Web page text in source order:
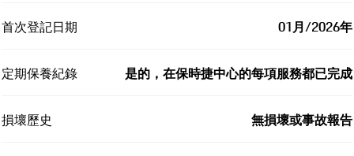
首次登記日期 01月/2026年
定期保養紀錄 是的，在保時捷中心的每項服務都已完成
損壞歷史 無損壞或事故報告